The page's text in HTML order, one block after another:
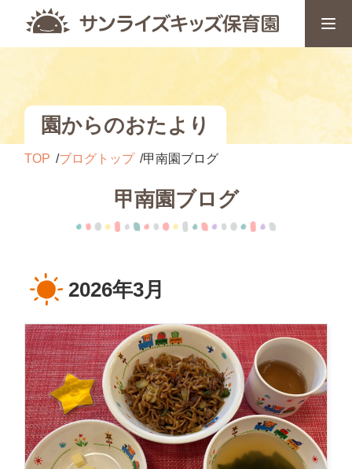
園からのおたより
TOP ブログトップ 甲南園ブログ
甲南園ブログ
2026年3月